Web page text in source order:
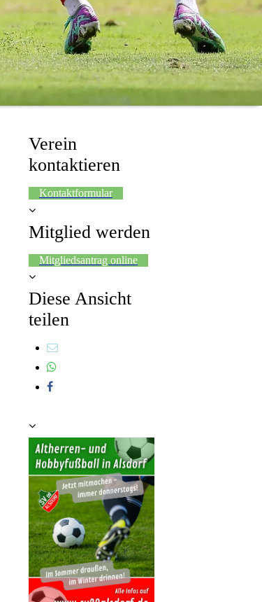
Verein
kontaktieren
Kontaktformular
Mitglied werden
Mitgliedsantrag online
Diese Ansicht
teilen